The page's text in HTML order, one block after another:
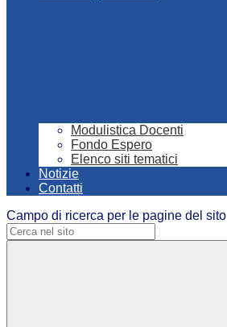
Modulistica Docenti
Fondo Espero
Elenco siti tematici
Notizie
Contatti
Campo di ricerca per le pagine del sito